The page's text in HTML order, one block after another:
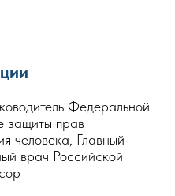
Федеральной
защиты прав
человека, Главный
врач Российской